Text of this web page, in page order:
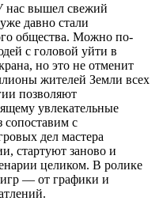
нас вышел свежий
давно стали
общества. Можно по-
с головой уйти в
но это не отменит
жителей Земли всех
позволяют
увлекательные
сопоставим с
дел мастера
стартуют заново и
целиком. В ролике
игр — от графики и